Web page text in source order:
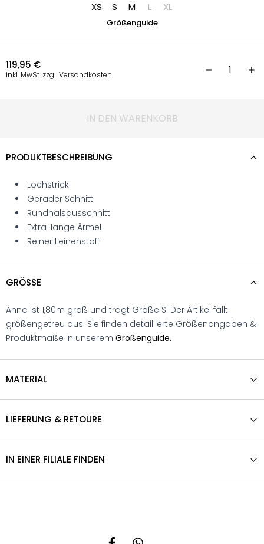
XS S M L XL
Größenguide
119,95 €
inkl. MwSt. zzgl. Versandkosten
IN DEN WARENKORB
PRODUKTBESCHREIBUNG
Lochstrick
Gerader Schnitt
Rundhalsausschnitt
Extra-lange Ärmel
Reiner Leinenstoff
GRÖSSE
Anna ist 1,80m groß und trägt Größe S. Der Artikel fällt
größengetreu aus. Sie finden detaillierte Größenangaben &
Produktmaße in unserem Größenguide.
MATERIAL
LIEFERUNG & RETOURE
IN EINER FILIALE FINDEN